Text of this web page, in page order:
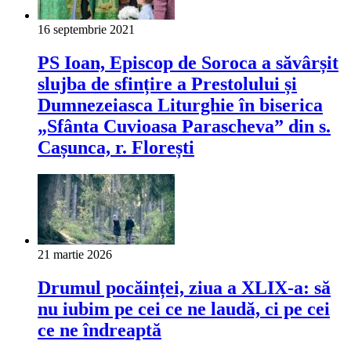
16 septembrie 2021
PS Ioan, Episcop de Soroca a săvârșit
slujba de sfințire a Prestolului și
Dumnezeiasca Liturghie în biserica
„Sfânta Cuvioasa Parascheva” din s.
Cașunca, r. Florești
21 martie 2026
Drumul pocăinței, ziua a XLIX-a: să
nu iubim pe cei ce ne laudă, ci pe cei
ce ne îndreaptă